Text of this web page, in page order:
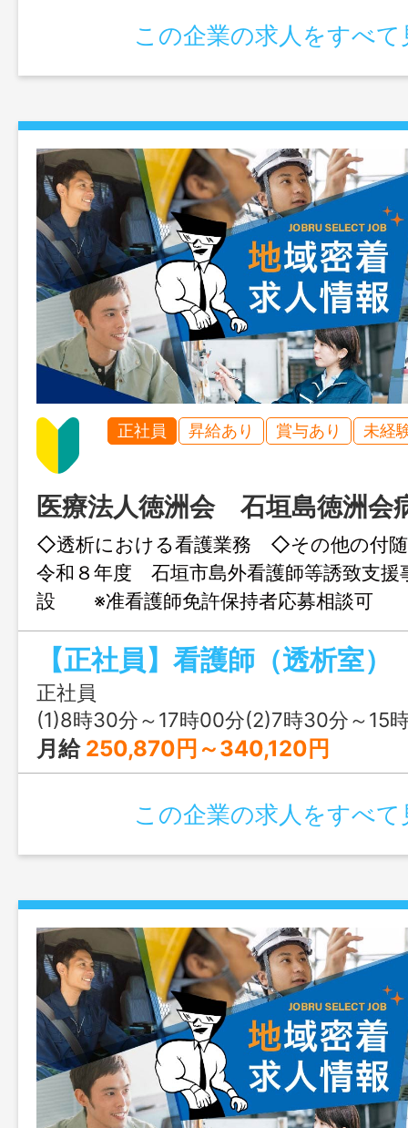
この企業の求人をすべて
正社員 昇給あり 賞与あり 未経
医療法人徳洲会 石垣島徳洲会
◇透析における看護業務 ◇その他の
令和８年度 石垣市島外看護師等誘致支
設 ※准看護師免許保持者応募相談可
迎 変更範囲：会社の定める業務
【正社員】看護師（透析室）
正社員
(1)8時30分～17時00分(2)7時30分～15時00分
月給 250,870円～340,120円
この企業の求人をすべて